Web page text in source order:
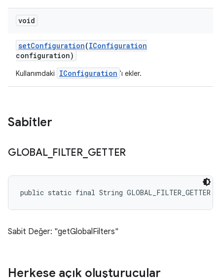
void
setConfiguration(IConfiguration
configuration)
Kullanımdaki IConfiguration 'ı ekler.
Sabitler
GLOBAL_ FILTER_ GETTER
public static final String GLOBAL_FILTER_GETTER
Sabit Değer: "getGlobalFilters"
Herkese açık oluşturucular